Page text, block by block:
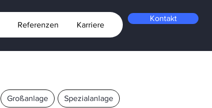
Referenzen Karriere
Kontakt
Großanlage Spezialanlage